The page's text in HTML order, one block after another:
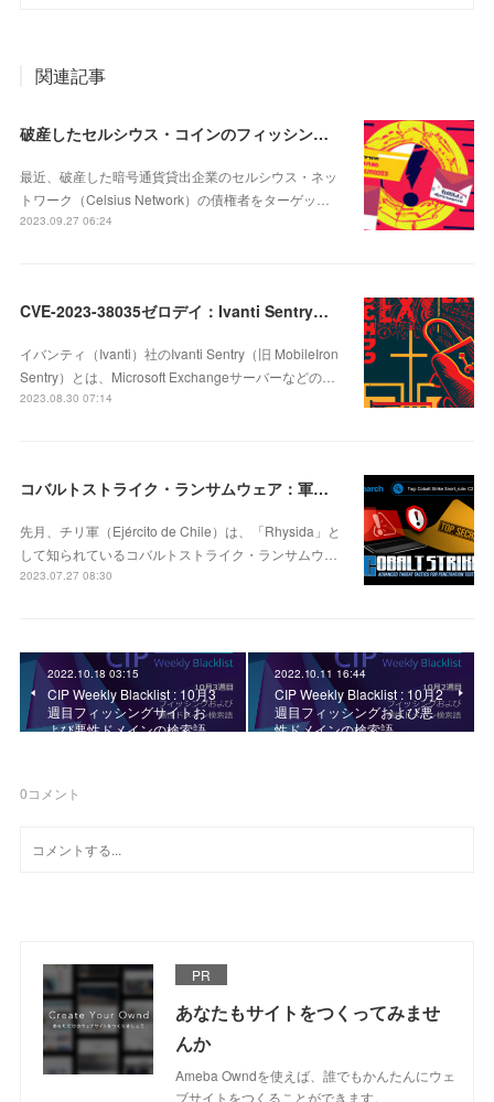
関連記事
破産したセルシウス・コインのフィッシング攻撃、リアルタイムURLスキャンで検知
最近、破産した暗号通貨貸出企業のセルシウス・ネッ
トワーク（Celsius Network）の債権者をターゲッ…
2023.09.27 06:24
CVE-2023-38035ゼロデイ：Ivanti Sentryの認証バイパスの脆弱性
イバンティ（Ivanti）社のIvanti Sentry（旧 MobileIron
Sentry）とは、Microsoft Exchangeサーバーなどの…
2023.08.30 07:14
コバルトストライク・ランサムウェア：軍ドキュメントのダークウェブ流出の原因
先月、チリ軍（Ejército de Chile）は、「Rhysida」と
して知られているコバルトストライク・ランサムウ…
2023.07.27 08:30
2022.10.18 03:15
CIP Weekly Blacklist : 10月3
週目フィッシングサイトお
よび悪性ドメインの検索語
2022.10.11 16:44
CIP Weekly Blacklist : 10月2
週目フィッシングおよび悪
性ドメインの検索語
0コメント
PR
あなたもサイトをつくってみませ
んか
Ameba Owndを使えば、誰でもかんたんにウェ
ブサイトをつくることができます。